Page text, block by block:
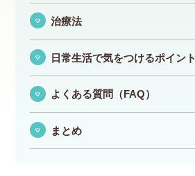
治療法
日常生活で気をつけるポイント
よくある質問（FAQ）
まとめ